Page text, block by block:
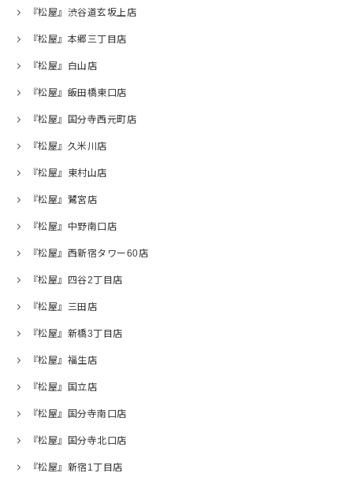
『松屋』渋谷道玄坂上店
『松屋』本郷三丁目店
『松屋』白山店
『松屋』飯田橋東口店
『松屋』国分寺西元町店
『松屋』久米川店
『松屋』東村山店
『松屋』鷺宮店
『松屋』中野南口店
『松屋』西新宿タワー60店
『松屋』四谷2丁目店
『松屋』三田店
『松屋』新橋3丁目店
『松屋』福生店
『松屋』国立店
『松屋』国分寺南口店
『松屋』国分寺北口店
『松屋』新宿1丁目店